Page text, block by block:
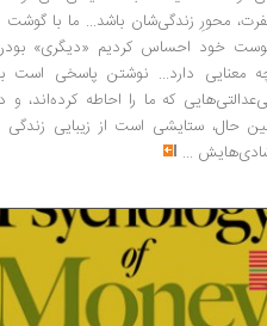
محورِ زندگی‌شان باشد... ما با گوشت
خود احساس کردیم «دیگری»
معنایی دارد... نوشتن پاسخی است
که ما را احاطه کرده‌اند، و
حال، ستایشی است از زیبایی زندگی
...